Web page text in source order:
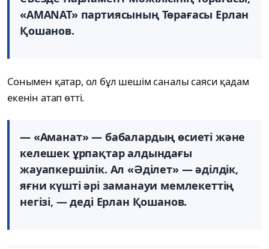
«AMANAT» партиясының Төрағасы Ерлан
Қошанов.
Сонымен қатар, ол бұл шешім саналы саяси қадам
екенін атап өтті.
— «Аманат» — бабалардың өсиеті және
келешек ұрпақтар алдындағы
жауапкершілік. Ал «Әділет» — әділдік,
яғни күшті әрі заманауи мемлекеттің
негізі, — деді Ерлан Қошанов.